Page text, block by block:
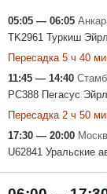
05:05 — 06:05
TK2961 Туркиш
Пересадка 5 ч 40
11:45 — 14:40
PC388 Пегасус
Пересадка 2 ч 50
17:30 — 20:00
U62841 Уральские